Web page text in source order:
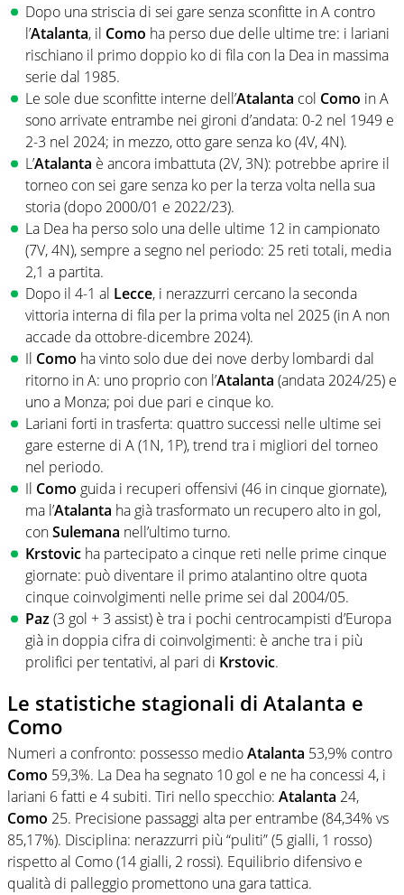
Dopo una striscia di sei gare senza sconfitte in A contro
l’Atalanta, il Como ha perso due delle ultime tre: i lariani
rischiano il primo doppio ko di fila con la Dea in massima
serie dal 1985.
Le sole due sconfitte interne dell’Atalanta col Como in A
sono arrivate entrambe nei gironi d’andata: 0-2 nel 1949 e
2-3 nel 2024; in mezzo, otto gare senza ko (4V, 4N).
L’Atalanta è ancora imbattuta (2V, 3N): potrebbe aprire il
torneo con sei gare senza ko per la terza volta nella sua
storia (dopo 2000/01 e 2022/23).
La Dea ha perso solo una delle ultime 12 in campionato
(7V, 4N), sempre a segno nel periodo: 25 reti totali, media
2,1 a partita.
Dopo il 4-1 al Lecce, i nerazzurri cercano la seconda
vittoria interna di fila per la prima volta nel 2025 (in A non
accade da ottobre-dicembre 2024).
Il Como ha vinto solo due dei nove derby lombardi dal
ritorno in A: uno proprio con l’Atalanta (andata 2024/25) e
uno a Monza; poi due pari e cinque ko.
Lariani forti in trasferta: quattro successi nelle ultime sei
gare esterne di A (1N, 1P), trend tra i migliori del torneo
nel periodo.
Il Como guida i recuperi offensivi (46 in cinque giornate),
ma l’Atalanta ha già trasformato un recupero alto in gol,
conSulemana nell’ultimo turno.
Krstovic ha partecipato a cinque reti nelle prime cinque
giornate: può diventare il primo atalantino oltre quota
cinque coinvolgimenti nelle prime sei dal 2004/05.
Paz(3 gol + 3 assist) è tra i pochi centrocampisti d’Europa
già in doppia cifra di coinvolgimenti: è anche tra i più
prolifici per tentativi, al pari di Krstovic.
Le statistiche stagionali di Atalanta e
Como
Numeri a confronto: possesso medioAtalanta 53,9% contro
Como 59,3%. La Dea ha segnato 10 gol e ne ha concessi 4, i
lariani 6 fatti e 4 subiti. Tiri nello specchio: Atalanta 24,
Como 25. Precisione passaggi alta per entrambe (84,34% vs
85,17%). Disciplina: nerazzurri più “puliti” (5 gialli, 1 rosso)
rispetto al Como (14 gialli, 2 rossi). Equilibrio difensivo e
qualità di palleggio promettono una gara tattica.